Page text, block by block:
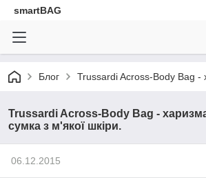
smartBAG
Блог Trussardi Across-Body Bag -
Trussardi Across-Body Bag -
сумка з м'якої шкіри.
06.12.2015